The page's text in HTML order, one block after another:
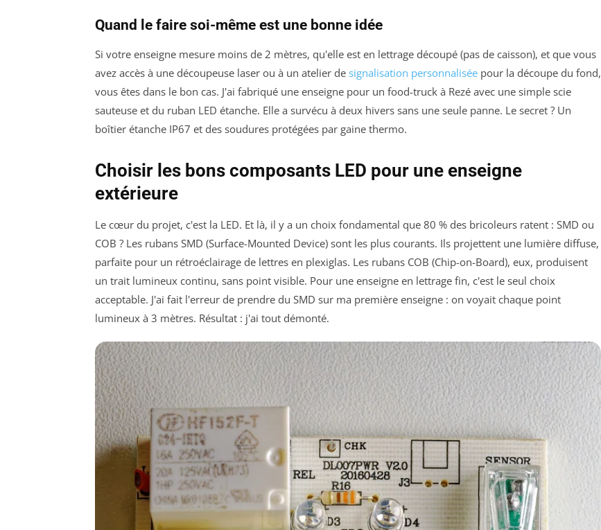
Quand le faire soi-même est une bonne idée
Si votre enseigne mesure moins de 2 mètres, qu'elle est en lettrage découpé (pas de caisson), et que vous
avez accès à une découpeuse laser ou à un atelier de signalisation personnalisée pour la découpe du fond,
vous êtes dans le bon cas. J'ai fabriqué une enseigne pour un food-truck à Rezé avec une simple scie
sauteuse et du ruban LED étanche. Elle a survécu à deux hivers sans une seule panne. Le secret ? Un
boîtier étanche IP67 et des soudures protégées par gaine thermo.
Choisir les bons composants LED pour une enseigne
extérieure
Le cœur du projet, c'est la LED. Et là, il y a un choix fondamental que 80 % des bricoleurs ratent : SMD ou
COB ? Les rubans SMD (Surface-Mounted Device) sont les plus courants. Ils projettent une lumière diffuse,
parfaite pour un rétroéclairage de lettres en plexiglas. Les rubans COB (Chip-on-Board), eux, produisent
un trait lumineux continu, sans point visible. Pour une enseigne en lettrage fin, c'est le seul choix
acceptable. J'ai fait l'erreur de prendre du SMD sur ma première enseigne : on voyait chaque point
lumineux à 3 mètres. Résultat : j'ai tout démonté.